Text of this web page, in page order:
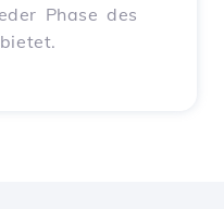
Phase des